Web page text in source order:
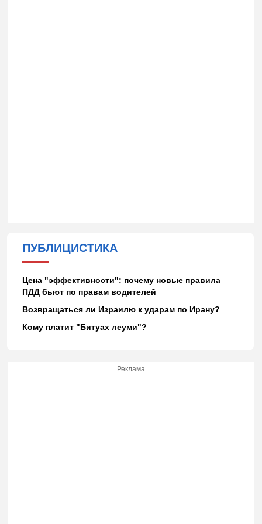
ПУБЛИЦИСТИКА
Цена "эффективности": почему новые правила
ПДД бьют по правам водителей
Возвращаться ли Израилю к ударам по Ирану?
Кому платит "Битуах леуми"?
Реклама